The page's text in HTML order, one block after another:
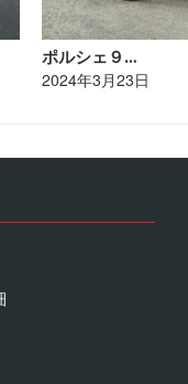
ポルシェ９…
2024年3月23日